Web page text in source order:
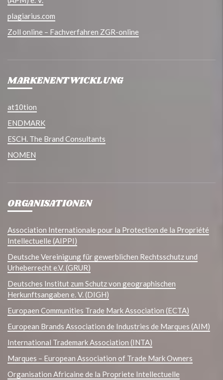
plagiarius.com
Zoll online – Fachverfahren ZGR-online
MARKENENTWICKLUNG
at10tion
ENDMARK
ESCH. The Brand Consultants
NOMEN
ORGANISATIONEN
Association Internationale pour la Protection de la Propriété
Intellectuelle (AIPPI)
Deutsche Vereinigung für gewerblichen Rechtsschutz und
Urheberrecht e.V. (GRUR)
Deutsches Institut zum Schutz von geographischen
Herkunftsangaben e. V. (DIGH)
Europaen Communities Trade Mark Association (ECTA)
European Brands Association de Industries de Marques (AIM)
International Trademark Association (INTA)
Marques – European Association of Trade Mark Owners
Organisation Africaine de la Propriete Intellectuelle